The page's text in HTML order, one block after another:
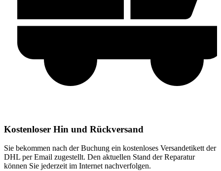
Kostenloser Hin und Rückversand
Sie bekommen nach der Buchung ein kostenloses Versandetikett der
DHL per Email zugestellt. Den aktuellen Stand der Reparatur
können Sie jederzeit im Internet nachverfolgen.